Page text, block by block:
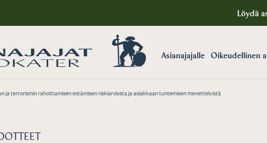
Löydä
Asianajajalle Oikeudellinen
ja terrorismin rahoittamisen estämisen riskiarviosta ja asiakkaan tuntemisen menettelyistä